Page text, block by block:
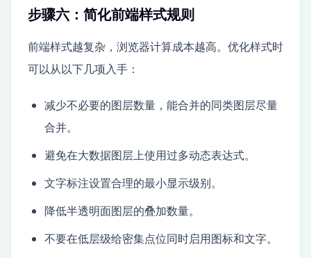
步骤六：简化前端样式规则
前端样式越复杂，浏览器计算成本越高。优化样式时
可以从以下几项入手：
减少不必要的图层数量，能合并的同类图层尽量
合并。
避免在大数据图层上使用过多动态表达式。
文字标注设置合理的最小显示级别。
降低半透明面图层的叠加数量。
不要在低层级给密集点位同时启用图标和文字。